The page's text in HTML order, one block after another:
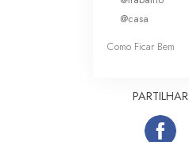
@casa
Como Ficar Bem
PARTILHAR